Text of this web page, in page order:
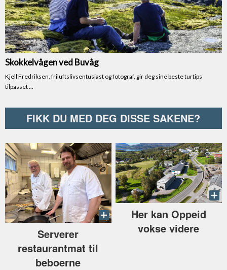
FIKK DU MED DEG DISSE SAKENE?
Serverer
restaurantmat til
beboerne
Her kan Oppeid
vokse videre